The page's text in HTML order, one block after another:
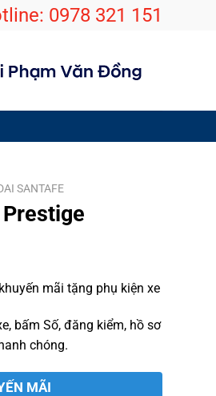
0978 321 151
SANTAFE
mãi tặng phụ kiện xe
bấm Số, đăng kiểm, hồ sơ
chóng.
MÃI